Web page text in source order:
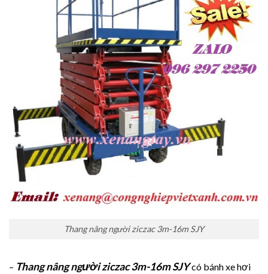
Thang nâng người ziczac 3m-16m SJY
– Thang nâng người ziczac 3m-16m SJYcó bánh xe hơi